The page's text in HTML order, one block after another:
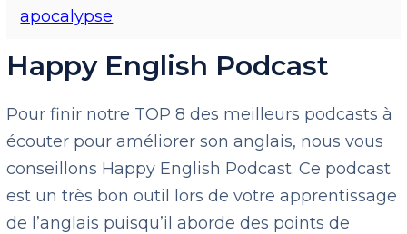
apocalypse
Happy English Podcast
Pour finir notre TOP 8 des meilleurs podcasts à
écouter pour améliorer son anglais, nous vous
conseillons Happy English Podcast. Ce podcast
est un très bon outil lors de votre apprentissage
de l’anglais puisqu’il aborde des points de